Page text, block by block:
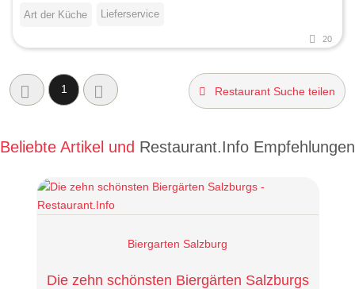
Art der Küche Lieferservice
20
1 Restaurant Suche teilen
Beliebte Artikel und Restaurant.Info Empfehlungen
Die zehn schönsten Biergärten Salzburgs
Biergarten Salzburg